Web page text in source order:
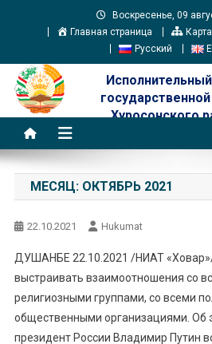
Воскресенье, 09
Главная страница
Русский
Хуросонского
МЕСЯЦ: ОКТЯБРЬ 2021
22.10.2021 Hukumat
ДУШАНБЕ 22.10.2021 /НИАТ
выстраивать взаимоотношения со
религиозными группами, со всеми
общественными организациями. Об
президент России Владимир Путин